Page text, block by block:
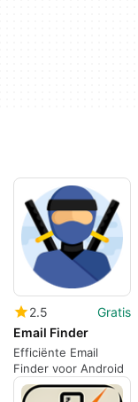
2.5
Gratis
Email Finder
Efficiënte Email
Finder voor Android